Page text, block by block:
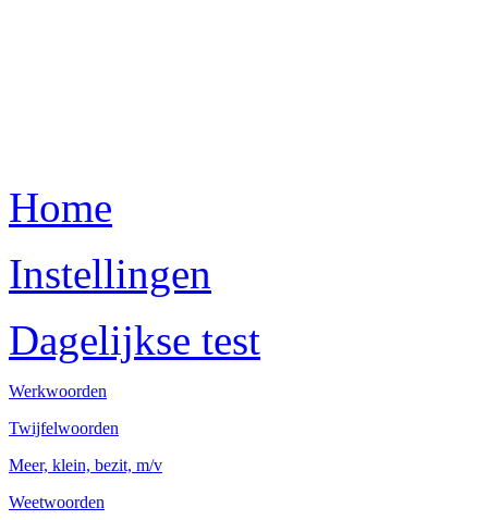
Home
Instellingen
Dagelijkse test
Werkwoorden
Twijfelwoorden
Meer, klein, bezit, m/v
Weetwoorden